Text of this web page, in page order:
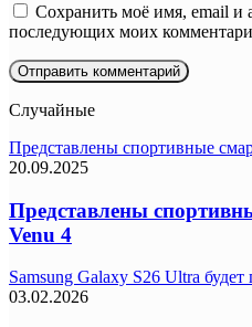
Сохранить моё имя, email и
последующих моих
Случайные
Представлены спортивные
20.09.2025
Представлены
Venu 4
Samsung Galaxy S26 Ultra
03.02.2026